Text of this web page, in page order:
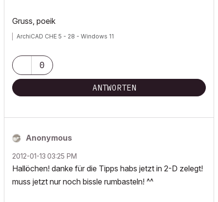
Gruss, poeik
ArchiCAD CHE 5 - 28 - Windows 11
0
ANTWORTEN
Anonymous
‎2012-01-13 03:25 PM
Hallöchen! danke für die Tipps habs jetzt in 2-D zelegt!
muss jetzt nur noch bissle rumbasteln! ^^